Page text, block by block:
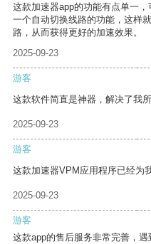
这款加速器app的功能有点单一
一个自动切换线路的功能，这样
路，从而获得更好的加速效果。
2025-09-23
游客
这款软件简直是神器，解决了我所
2025-09-23
游客
这款加速器VPM应用程序已经为
2025-09-23
游客
这款app的售后服务非常完善，